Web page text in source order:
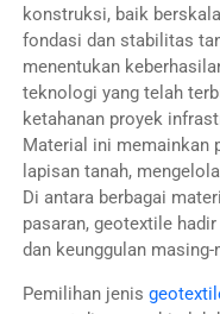
konstruksi, baik
fondasi dan stabilitas
menentukan
teknologi yang telah
ketahanan proyek
Material ini memainkan
lapisan tanah,
Di antara berbagai
pasaran, geotextile
dan keunggulan masing-
Pemilihan jenis